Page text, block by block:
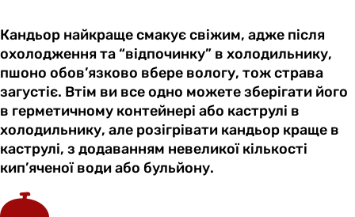
Кандьор найкраще смакує свіжим, адже після
охолодження та “відпочинку” в холодильнику,
пшоно обов’язково вбере вологу, тож страва
загустіє. Втім ви все одно можете зберігати його
в герметичному контейнері або каструлі в
холодильнику, але розігрівати кандьор краще в
каструлі, з додаванням невеликої кількості
кип’яченої води або бульйону.